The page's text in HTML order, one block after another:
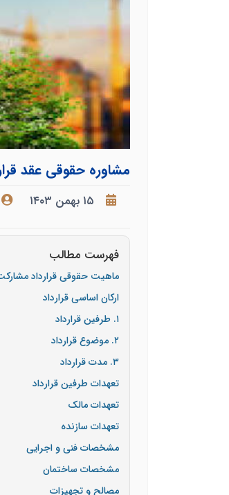
مشاوره حقوقی عقد
۱۵ بهمن ۱۴۰۳
فهرست مطالب
ماهیت حقوقی قرارداد
ارکان اساسی قرارداد
۱. طرفین قرارداد
۲. موضوع قرارداد
۳. مدت قرارداد
تعهدات طرفین قرارداد
تعهدات مالک
تعهدات سازنده
مشخصات فنی و اجرایی
مشخصات ساختمان
مصالح و تجهیزات